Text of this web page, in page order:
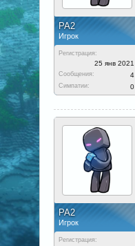
PA2
Игрок
Регистрация:
25 янв 2021
Сообщения: 4
Симпатии: 0
PA2
Игрок
Регистрация: